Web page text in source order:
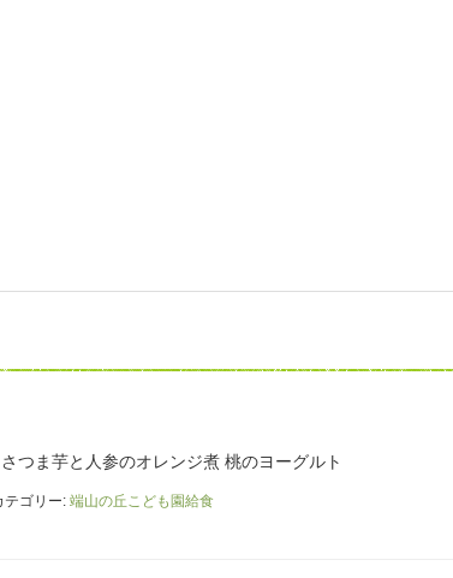
つま芋と人参のオレンジ煮 桃のヨーグルト
テゴリー: 端山の丘こども園給食